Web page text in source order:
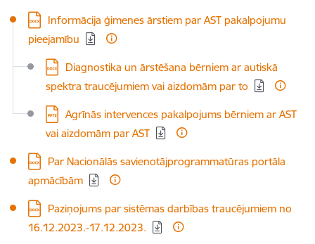
Lejupielādēt:
Informācija ģimenes ārstiem par AST pakalpojumu
pieejamību
Lejupielādēt:
Diagnostika un ārstēšana bērniem ar autiskā
spektra traucējumiem vai aizdomām par to
Lejupielādēt:
Agrīnās intervences pakalpojums bērniem ar AST
vai aizdomām par AST
Lejupielādēt:
Par Nacionālās savienotājprogrammatūras portāla
apmācībām
Lejupielādēt:
Paziņojums par sistēmas darbības traucējumiem no
16.12.2023.-17.12.2023.